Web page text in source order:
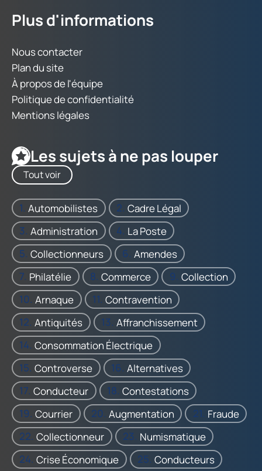
Plus d'informations
Nous contacter
Plan du site
À propos de l'équipe
Politique de confidentialité
Mentions légales
Les sujets à ne pas louper
Tout voir
Automobilistes
Cadre Légal
Administration
La Poste
Collectionneurs
Amendes
Philatélie
Commerce
Collection
Arnaque
Contravention
Antiquités
Affranchissement
Consommation Électrique
Controverse
Alternatives
Conducteur
Contestations
Courrier
Augmentation
Fraude
Collectionneur
Numismatique
Crise Économique
Conducteurs